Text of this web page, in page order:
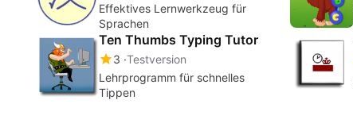
Effektives Lernwerkzeug für
Sprachen
Ten Thumbs Typing Tutor
3 Testversion
Lehrprogramm für schnelles
Tippen